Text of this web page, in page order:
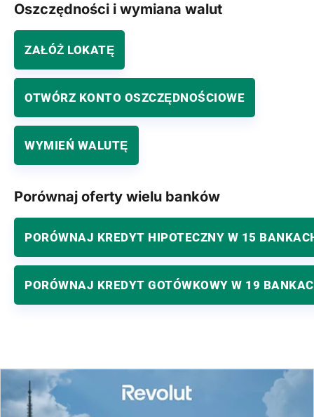
Oszczędności i wymiana walut
ZAŁÓŻ LOKATĘ
OTWÓRZ KONTO OSZCZĘDNOŚCIOWE
WYMIEŃ WALUTĘ
Porównaj oferty wielu banków
PORÓWNAJ KREDYT HIPOTECZNY W 15
PORÓWNAJ KREDYT GOTÓWKOWY W 19